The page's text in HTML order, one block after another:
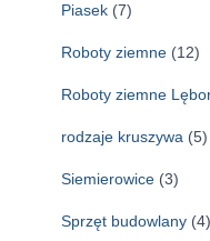
Piasek (7)
Roboty ziemne (12)
Roboty ziemne
rodzaje kruszywa (5)
Siemierowice (3)
Sprzęt budowlany (4)